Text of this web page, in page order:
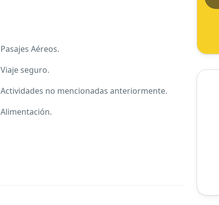
Pasajes Aéreos.
Viaje seguro.
Actividades no mencionadas anteriormente.
Alimentación.